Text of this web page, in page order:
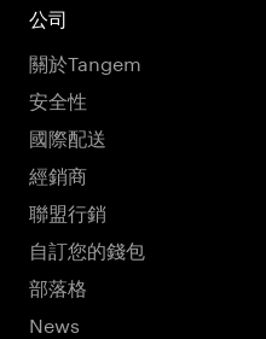
公司
關於Tangem
安全性
國際配送
經銷商
聯盟行銷
自訂您的錢包
部落格
News